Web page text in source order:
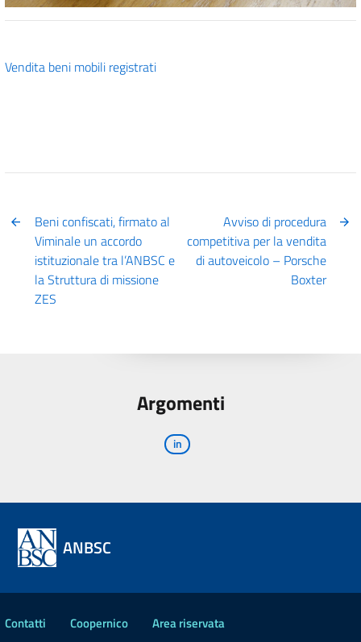
Vendita beni mobili registrati
Beni confiscati, firmato al
Viminale un accordo
istituzionale tra l’ANBSC e
la Struttura di missione
ZES
Avviso di procedura
competitiva per la vendita
di autoveicolo – Porsche
Boxter
Argomenti
in
ANBSC
Contatti Coopernico Area riservata